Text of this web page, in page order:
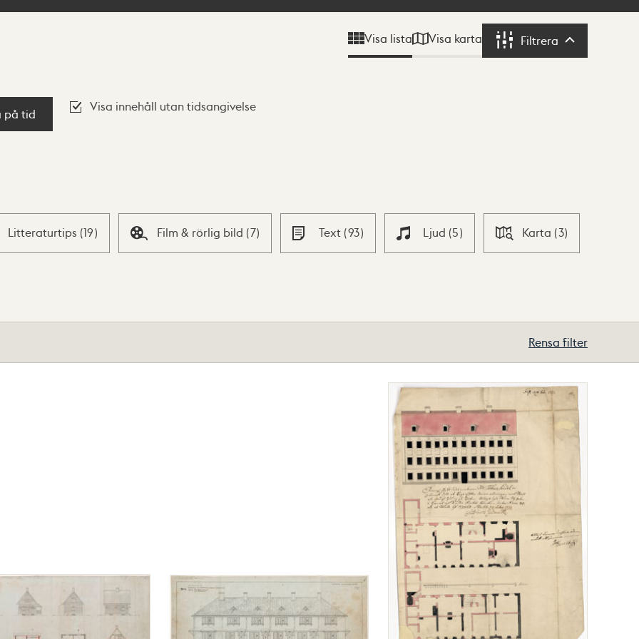
Visa lista Visa karta Filtrera Filtrera
på tid
Visa innehåll utan tidsangivelse
Litteraturtips (19) Film & rörlig bild (7) Text (93) Ljud (5) Karta (3)
Rensa filter